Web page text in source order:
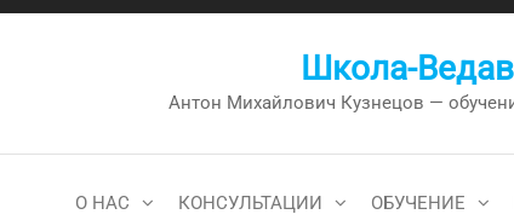
Перейти
Школа-
Антон Михайлович Кузнецов —
О НАС КОНСУЛЬТАЦИИ ОБУЧЕНИЕ